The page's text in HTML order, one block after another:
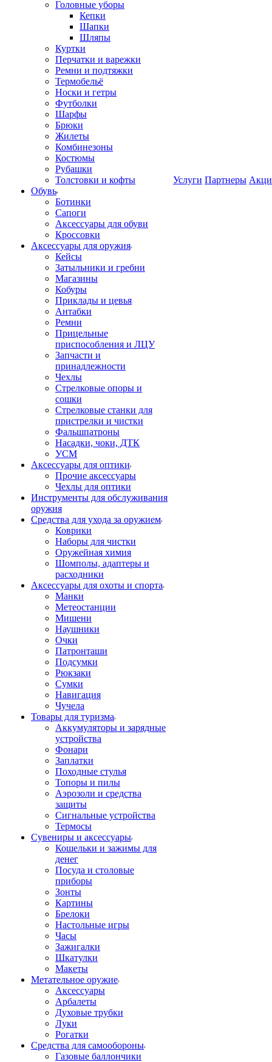
Головные уборы
Кепки
Шапки
Шляпы
Куртки
Перчатки и варежки
Ремни и подтяжки
Термобельё
Носки и гетры
Футболки
Шарфы
Брюки
Жилеты
Комбинезоны
Костюмы
Рубашки
Толстовки и кофты
Обувь
Ботинки
Сапоги
Аксессуары для обуви
Кроссовки
Аксессуары для оружия
Кейсы
Затыльники и гребни
Магазины
Кобуры
Приклады и цевья
Антабки
Ремни
Прицельные
приспособления и ЛЦУ
Запчасти и
принадлежности
Чехлы
Стрелковые опоры и
сошки
Стрелковые станки для
пристрелки и чистки
Фальшпатроны
Насадки, чоки, ДТК
УСМ
Аксессуары для оптики
Прочие аксессуары
Чехлы для оптики
Инструменты для обслуживания
оружия
Средства для ухода за оружием
Коврики
Наборы для чистки
Оружейная химия
Шомполы, адаптеры и
расходники
Аксессуары для охоты и спорта
Манки
Метеостанции
Мишени
Наушники
Очки
Патронташи
Подсумки
Рюкзаки
Сумки
Навигация
Чучела
Товары для туризма
Аккумуляторы и зарядные
устройства
Фонари
Заплатки
Походные стулья
Топоры и пилы
Аэрозоли и средства
защиты
Сигнальные устройства
Термосы
Сувениры и аксессуары
Кошельки и зажимы для
денег
Посуда и столовые
приборы
Зонты
Картины
Брелоки
Настольные игры
Часы
Зажигалки
Шкатулки
Макеты
Метательное оружие
Аксессуары
Арбалеты
Духовые трубки
Луки
Рогатки
Средства для самообороны
Газовые баллончики
Услуги Партнеры